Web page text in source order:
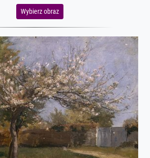
Wybierz obraz